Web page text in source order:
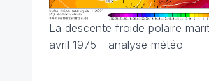
La descente froide polaire
avril 1975 - analyse météo